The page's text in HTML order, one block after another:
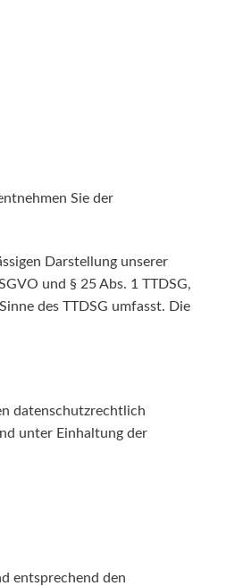
Sie der
Darstellung unserer
und § 25 Abs. 1 TTDSG,
des TTDSG umfasst. Die
datenschutzrechtlich
unter Einhaltung der
entsprechend den